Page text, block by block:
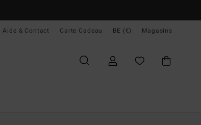
Aide & Contact Carte Cadeau BE (€) Magasins